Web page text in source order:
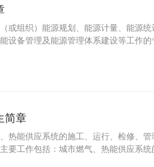
或组织）能源规划、能源计量、能源统
设备管理及能源管理体系建设等工作的
简章
热能供应系统的施工、运行、检修、
要工作包括：城市燃气、热能供应系